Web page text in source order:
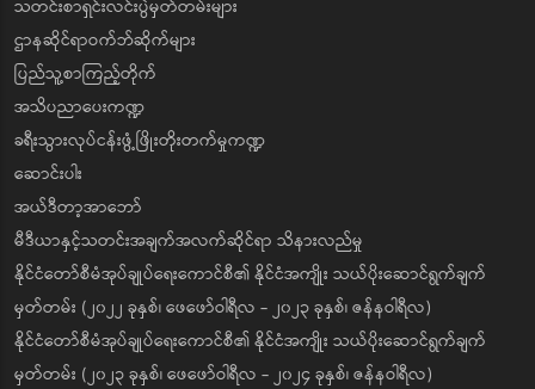
သတင်းစာရှင်းလင်းပွဲမှတ်တမ်းများ
ဌာနဆိုင်ရာဝက်ဘ်ဆိုက်များ
ပြည်သူ့စာကြည့်တိုက်
အသိပညာပေးကဏ္ဍ
ခရီးသွားလုပ်ငန်းဖွံ့ဖြိုးတိုးတက်မှုကဏ္ဍ
ဆောင်းပါး
အယ်ဒီတာ့အာဘော်
မီဒီယာနှင့်သတင်းအချက်အလက်ဆိုင်ရာ သိနားလည်မှု
နိုင်ငံတော်စီမံအုပ်ချုပ်ရေးကောင်စီ၏ နိုင်ငံအကျိုး သယ်ပိုးဆောင်ရွက်ချက်
မှတ်တမ်း (၂၀၂၂ ခုနှစ်၊ ဖေဖော်ဝါရီလ - ၂၀၂၃ ခုနှစ်၊ ဇန်နဝါရီလ)
နိုင်ငံတော်စီမံအုပ်ချုပ်ရေးကောင်စီ၏ နိုင်ငံအကျိုး သယ်ပိုးဆောင်ရွက်ချက်
မှတ်တမ်း (၂၀၂၃ ခုနှစ်၊ ဖေဖော်ဝါရီလ - ၂၀၂၄ ခုနှစ်၊ ဇန်နဝါရီလ)